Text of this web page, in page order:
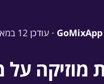
· עודכן 12 במאי 2026
על